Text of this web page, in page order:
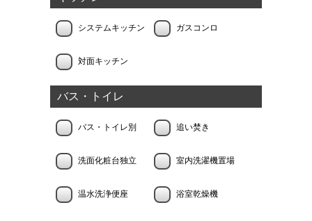
システムキッチン ガスコンロ
対面キッチン
バス・トイレ
バス・トイレ別 追い焚き
洗面化粧台独立 室内洗濯機置場
温水洗浄便座 浴室乾燥機